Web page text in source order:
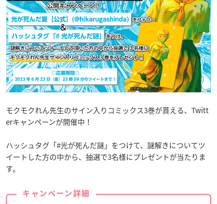
モクモクれん先生のサイン入りコミックス3巻が貰える、Twitt
erキャンペーンが開催中！
ハッシュタグ「#光が死んだ謎」をつけて、謎解きについてツ
イートした方の中から、抽選で3名様にプレゼントが当たりま
す。
キャンペーン詳細